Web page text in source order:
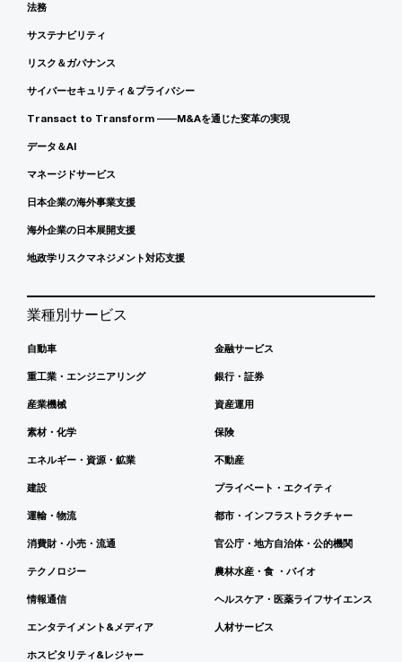
法務
サステナビリティ
リスク＆ガバナンス
サイバーセキュリティ＆プライバシー
Transact to Transform ――M&Aを通じた変革の実現
データ＆AI
マネージドサービス
日本企業の海外事業支援
海外企業の日本展開支援
地政学リスクマネジメント対応支援
業種別サービス
自動車
重工業・エンジニアリング
産業機械
素材・化学
エネルギー・資源・鉱業
建設
運輸・物流
消費財・小売・流通
テクノロジー
情報通信
エンタテイメント&メディア
ホスピタリティ&レジャー
金融サービス
銀行・証券
資産運用
保険
不動産
プライベート・エクイティ
都市・インフラストラクチャー
官公庁・地方自治体・公的機関
農林水産・食 ・バイオ
ヘルスケア・医薬ライフサイエンス
人材サービス